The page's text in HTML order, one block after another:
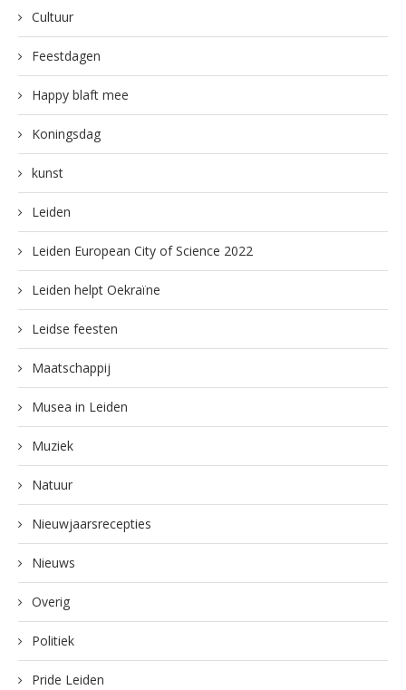
Cultuur
Feestdagen
Happy blaft mee
Koningsdag
kunst
Leiden
Leiden European City of Science 2022
Leiden helpt Oekraïne
Leidse feesten
Maatschappij
Musea in Leiden
Muziek
Natuur
Nieuwjaarsrecepties
Nieuws
Overig
Politiek
Pride Leiden